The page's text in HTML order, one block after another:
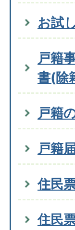
お試
戸籍
書(除
戸籍
戸籍
住民
住民